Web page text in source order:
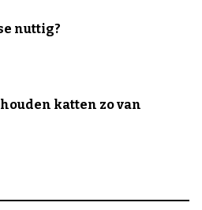
nuttig?
katten zo van